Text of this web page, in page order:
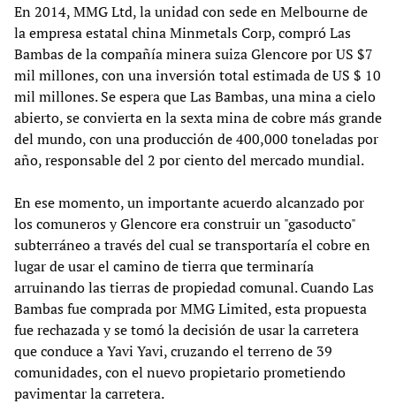
En 2014, MMG Ltd, la unidad con sede en Melbourne de
la empresa estatal china Minmetals Corp, compró Las
Bambas de la compañía minera suiza Glencore por US $7
mil millones, con una inversión total estimada de US $ 10
mil millones. Se espera que Las Bambas, una mina a cielo
abierto, se convierta en la sexta mina de cobre más grande
del mundo, con una producción de 400,000 toneladas por
año, responsable del 2 por ciento del mercado mundial.
En ese momento, un importante acuerdo alcanzado por
los comuneros y Glencore era construir un "gasoducto"
subterráneo a través del cual se transportaría el cobre en
lugar de usar el camino de tierra que terminaría
arruinando las tierras de propiedad comunal. Cuando Las
Bambas fue comprada por MMG Limited, esta propuesta
fue rechazada y se tomó la decisión de usar la carretera
que conduce a Yavi Yavi, cruzando el terreno de 39
comunidades, con el nuevo propietario prometiendo
pavimentar la carretera.